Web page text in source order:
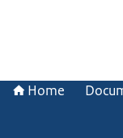
Home